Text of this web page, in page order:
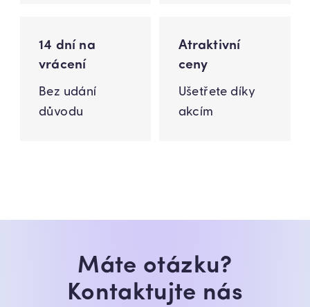
14 dní na
vrácení
Bez udání
důvodu
Atraktivní
ceny
Ušetřete díky
akcím
Máte otázku?
Kontaktujte nás